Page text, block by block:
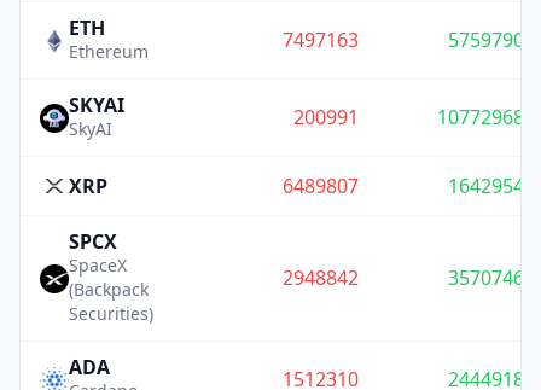
ETH
Ethereum 7497163 5759790
SKYAI
SkyAI 200991 10772968
XRP 6489807 1642954
SPCX
SpaceX
(Backpack
Securities)
2948842 3570746
ADA 1512310 2444918